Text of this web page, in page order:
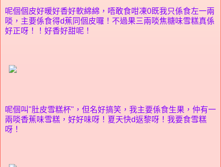
呢個個皮好暖好香好軟綿綿，唔敢食咁凍0既我只係食左一兩
啖，主要係食得d蕉同個皮囉！不過果三兩啖焦糖味雪糕真係
好正呀！！好香好甜呢！
呢個叫"肚皮雪糕杯"，但名好搞笑，我主要係食生果，仲有一
兩啖香蕉味雪糕，好好味呀！夏天快d返黎呀！我要食雪糕
呀！